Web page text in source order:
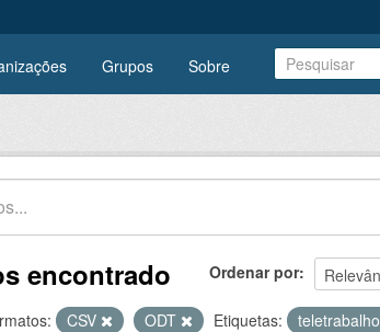
Grupos Sobre
Ordenar por
encontrado
CSV ODT Etiquetas:
teletrabalho